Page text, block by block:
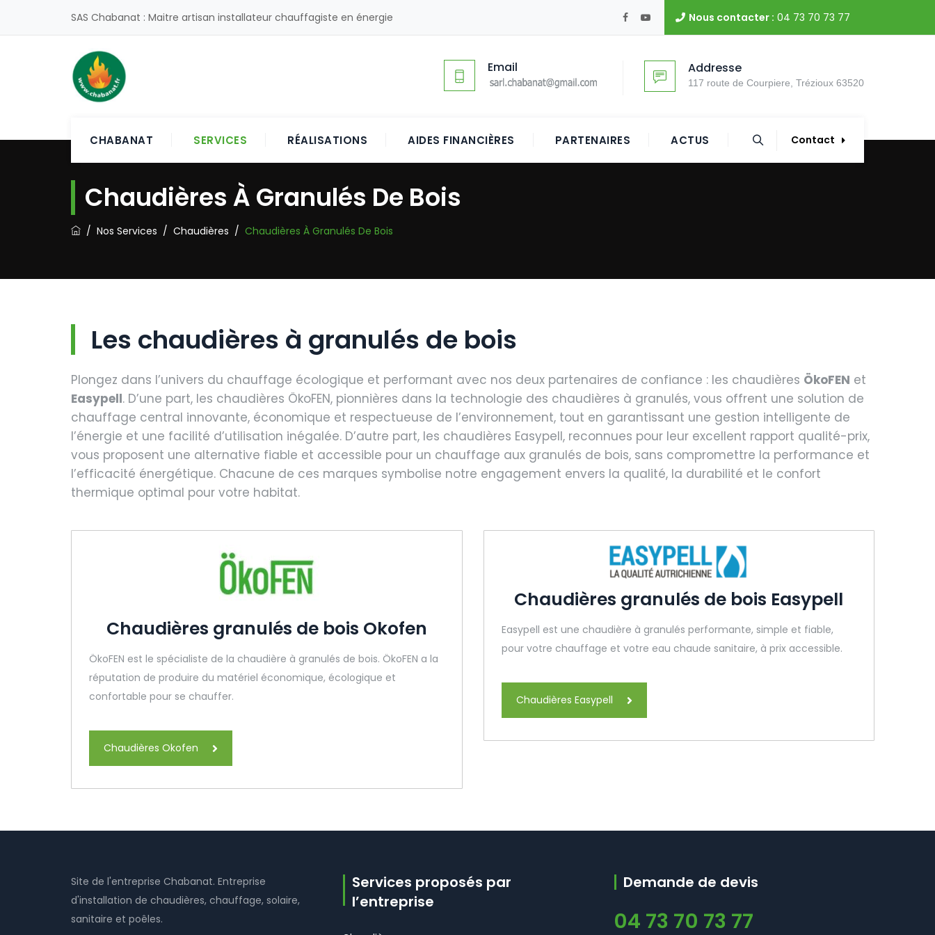
SAS Chabanat : Maitre artisan installateur chauffagiste en énergie Nous contacter : 04 73 70 73 77
Email Addresse
117 route de Courpiere, Trézioux 63520
CHABANAT SERVICES RÉALISATIONS AIDES FINANCIÈRES PARTENAIRES ACTUS Contact
Chaudières À Granulés De Bois
/ Nos Services / Chaudières / Chaudières À Granulés De Bois
Les chaudières à granulés de bois
Plongez dans l’univers du chauffage écologique et performant avec nos deux partenaires de confiance : les chaudières ÖkoFEN et
Easypell. D’une part, les chaudières ÖkoFEN, pionnières dans la technologie des chaudières à granulés, vous offrent une solution de
chauffage central innovante, économique et respectueuse de l’environnement, tout en garantissant une gestion intelligente de
l’énergie et une facilité d’utilisation inégalée. D’autre part, les chaudières Easypell, reconnues pour leur excellent rapport qualité-prix,
vous proposent une alternative fiable et accessible pour un chauffage aux granulés de bois, sans compromettre la performance et
l’efficacité énergétique. Chacune de ces marques symbolise notre engagement envers la qualité, la durabilité et le confort
thermique optimal pour votre habitat.
Chaudières granulés de bois Okofen
ÖkoFEN est le spécialiste de la chaudière à granulés de bois. ÖkoFEN a la
réputation de produire du matériel économique, écologique et
confortable pour se chauffer.
Chaudières Okofen
Chaudières granulés de bois Easypell
Easypell est une chaudière à granulés performante, simple et fiable,
pour votre chauffage et votre eau chaude sanitaire, à prix accessible.
Chaudières Easypell
Site de l'entreprise Chabanat. Entreprise
d'installation de chaudières, chauffage, solaire,
sanitaire et poêles.
Services proposés par
l’entreprise
Demande de devis
04 73 70 73 77